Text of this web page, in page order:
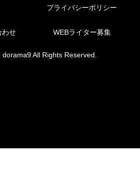
プライバシーポリシー
わせ WEBライター募集
All Rights Reserved.